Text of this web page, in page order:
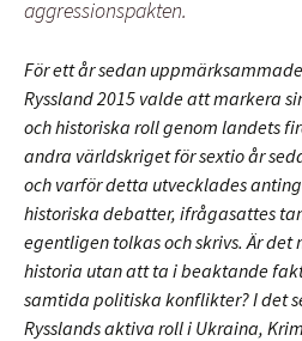
aggressionspakten.
För ett år sedan
Ryssland 2015 valde att markera
och historiska roll genom landets
andra världskriget för sextio år
och varför detta utvecklades
historiska debatter, ifrågasattes
egentligen tolkas och skrivs. Är
historia utan att ta i beaktande
samtida politiska konflikter? I det
Rysslands aktiva roll i Ukraina,